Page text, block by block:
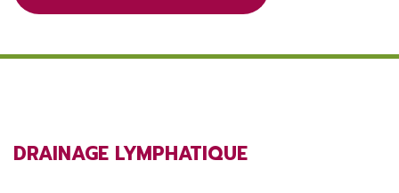
DRAINAGE LYMPHATIQUE